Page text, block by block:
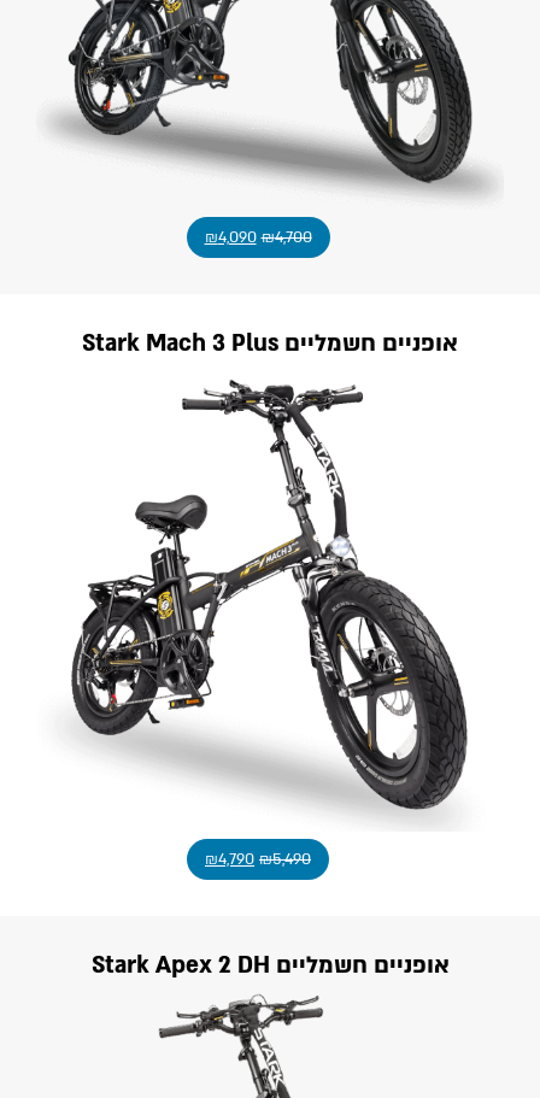
₪4,700
₪4,090
אופניים חשמליים Stark Mach 3 Plus
₪5,490
₪4,790
אופניים חשמליים Stark Apex 2 DH